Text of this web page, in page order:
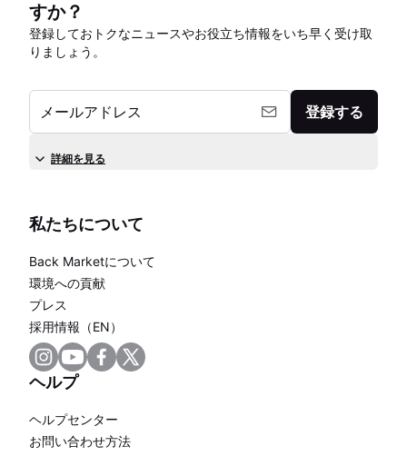
すか？
登録しておトクなニュースやお役立ち情報をいち早く受け取
りましょう。
メールアドレス 登録する
詳細を見る
私たちについて
Back Marketについて
環境への貢献
プレス
採用情報（EN）
ヘルプ
ヘルプセンター
お問い合わせ方法